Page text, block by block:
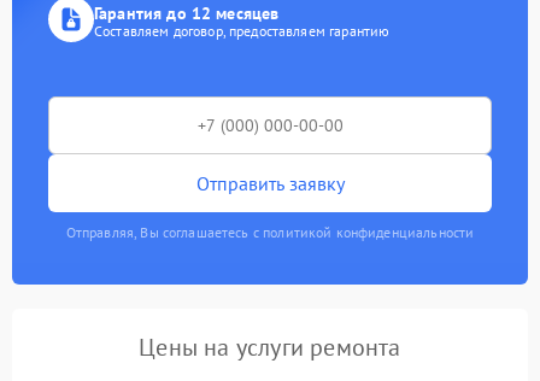
Гарантия до 12 месяцев
Составляем договор, предоставляем гарантию
Отправить заявку
Отправляя, Вы соглашаетесь с политикой конфиденциальности
Цены на услуги ремонта